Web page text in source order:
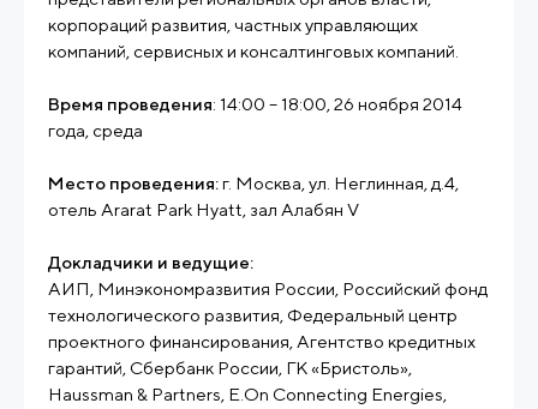
корпораций развития, частных управляющих
компаний, сервисных и консалтинговых компаний.
Время проведения: 14:00 – 18:00, 26 ноября 2014
года, среда
Место проведения:г. Москва, ул. Неглинная, д.4,
отель Ararat Park Hyatt, зал Алабян V
Докладчики и ведущие:
АИП, Минэкономразвития России, Российский фонд
технологического развития, Федеральный центр
проектного финансирования, Агентство кредитных
гарантий, Сбербанк России, ГК «Бристоль»,
Haussman & Partners, E.On Connecting Energies,